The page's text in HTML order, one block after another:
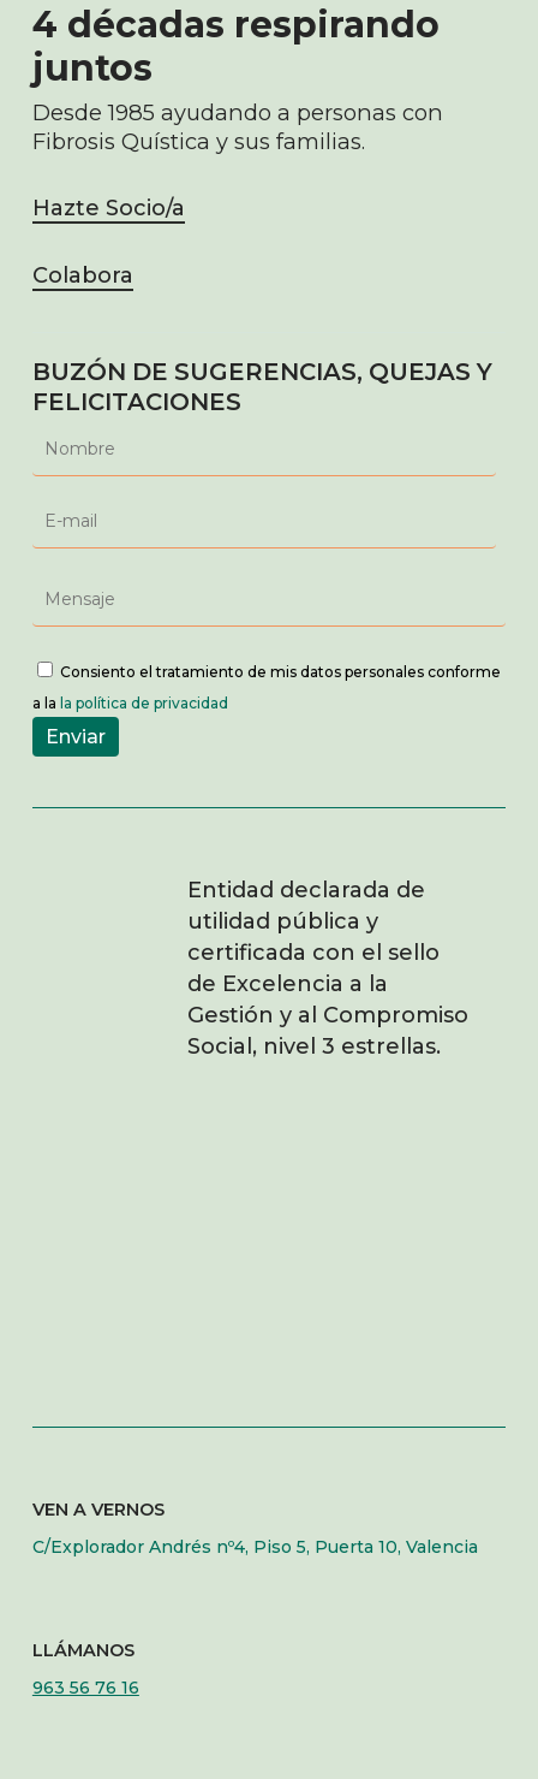
4 décadas respirando
juntos
Desde 1985 ayudando a personas con
Fibrosis Quística y sus familias.
Hazte Socio/a
Colabora
BUZÓN DE SUGERENCIAS, QUEJAS Y
FELICITACIONES
Consiento el tratamiento de mis datos personales conforme
a la la política de privacidad
Entidad declarada de
utilidad pública y
certificada con el sello
de Excelencia a la
Gestión y al Compromiso
Social, nivel 3 estrellas.
VEN A VERNOS
C/Explorador Andrés nº4, Piso 5, Puerta 10, Valencia
LLÁMANOS
963 56 76 16